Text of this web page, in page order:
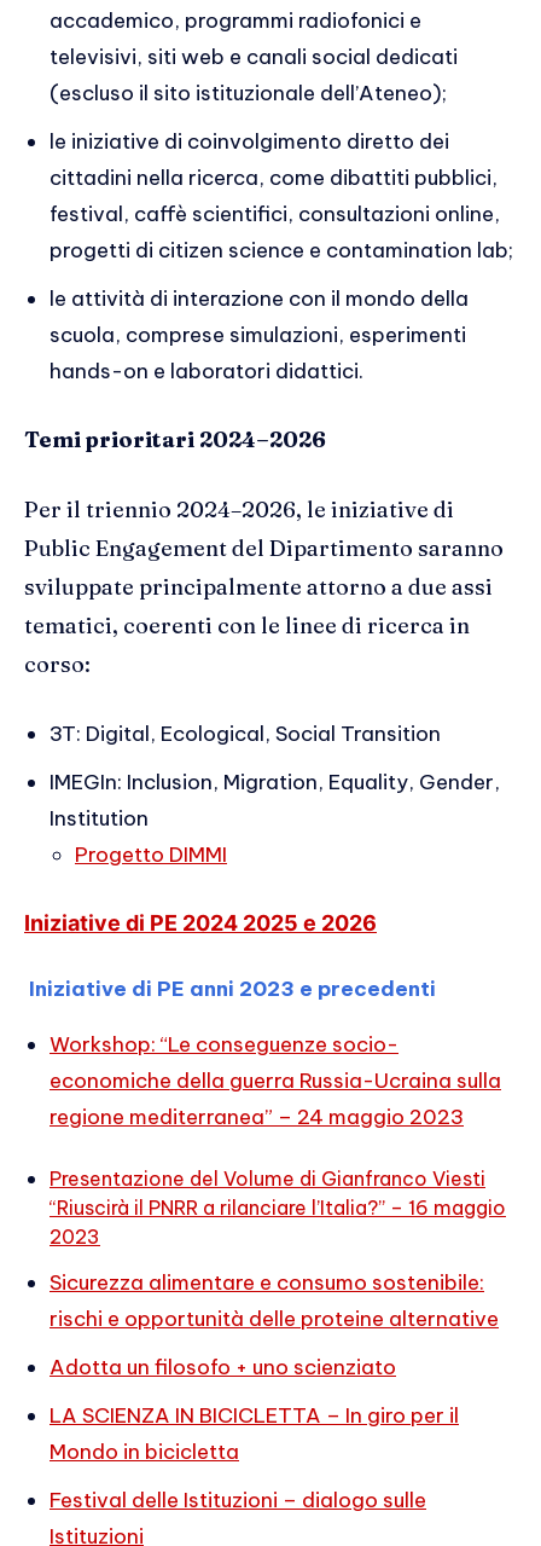
accademico, programmi radiofonici e
televisivi, siti web e canali social dedicati
(escluso il sito istituzionale dell’Ateneo);
le iniziative di coinvolgimento diretto dei
cittadini nella ricerca, come dibattiti pubblici,
festival, caffè scientifici, consultazioni online,
progetti di citizen science e contamination lab;
le attività di interazione con il mondo della
scuola, comprese simulazioni, esperimenti
hands-on e laboratori didattici.
Temi prioritari 2024–2026
Per il triennio 2024–2026, le iniziative di
Public Engagement del Dipartimento saranno
sviluppate principalmente attorno a due assi
tematici, coerenti con le linee di ricerca in
corso:
3T: Digital, Ecological, Social Transition
IMEGIn: Inclusion, Migration, Equality, Gender,
Institution
Progetto DIMMI
Iniziative di PE 2024 2025 e 2026
Iniziative di PE anni 2023 e precedenti
Workshop: “Le conseguenze socio-
economiche della guerra Russia-Ucraina sulla
regione mediterranea” – 24 maggio 2023
Presentazione del Volume di Gianfranco Viesti
“Riuscirà il PNRR a rilanciare l’Italia?” – 16 maggio
2023
Sicurezza alimentare e consumo sostenibile:
rischi e opportunità delle proteine alternative
Adotta un filosofo + uno scienziato
LA SCIENZA IN BICICLETTA – In giro per il
Mondo in bicicletta
Festival delle Istituzioni – dialogo sulle
Istituzioni